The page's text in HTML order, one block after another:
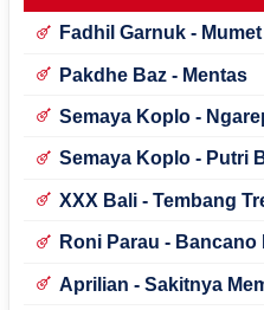
Fadhil Garnuk -
Pakdhe Baz - Mentas
Semaya Koplo -
Semaya Koplo - Putri
XXX Bali - Tembang
Roni Parau - Bancano
Aprilian - Sakitnya